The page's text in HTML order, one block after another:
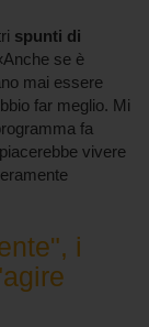
spunti di
se è
mai essere
far meglio. Mi
fa
vivere
i